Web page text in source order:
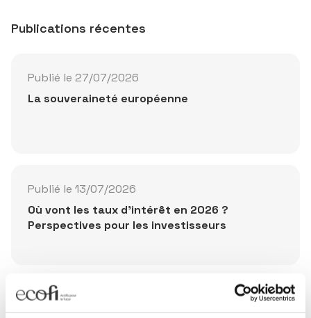
Publications récentes
Publié le 27/07/2026
La souveraineté européenne
Publié le 13/07/2026
Où vont les taux d'intérêt en 2026 ?
Perspectives pour les investisseurs
Publié le 10/07/2026